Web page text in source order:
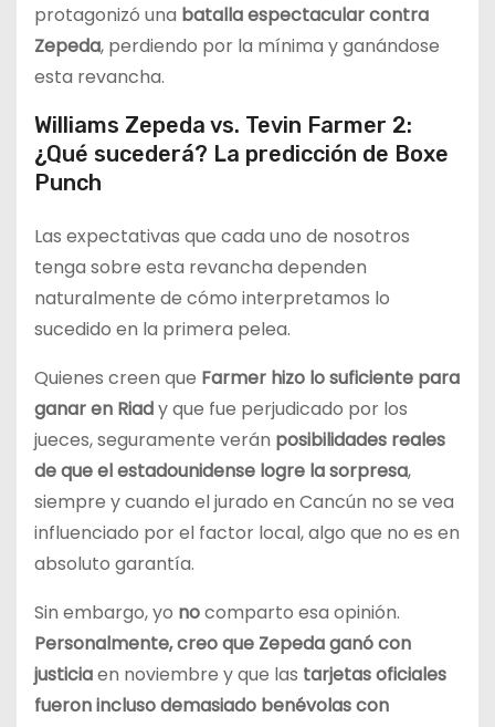
protagonizó una batalla espectacular contra
Zepeda, perdiendo por la mínima y ganándose
esta revancha.
Williams Zepeda vs. Tevin Farmer 2:
¿Qué sucederá? La predicción de Boxe
Punch
Las expectativas que cada uno de nosotros
tenga sobre esta revancha dependen
naturalmente de cómo interpretamos lo
sucedido en la primera pelea.
Quienes creen que Farmer hizo lo suficiente para
ganar en Riady que fue perjudicado por los
jueces, seguramente verán posibilidades reales
de que el estadounidense logre la sorpresa,
siempre y cuando el jurado en Cancún no se vea
influenciado por el factor local, algo que no es en
absoluto garantía.
Sin embargo, yo nocomparto esa opinión.
Personalmente, creo que Zepeda ganó con
justiciaen noviembre y que las tarjetas oficiales
fueron incluso demasiado benévolas con